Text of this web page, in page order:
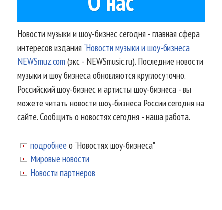
Новости музыки и шоу-бизнес сегодня - главная сфера
интересов издания"Новости музыки и шоу-бизнеса
NEWSmuz.com(экс - NEWSmusic.ru). Последние новости
музыки и шоу бизнеса обновляются круглосуточно.
Российский шоу-бизнес и артисты шоу-бизнеса - вы
можете читать новости шоу-бизнеса России сегодня на
сайте. Сообщить о новостях сегодня - наша работа.
подробнее о "Новостях шоу-бизнеса"
Мировые новости
Новости партнеров